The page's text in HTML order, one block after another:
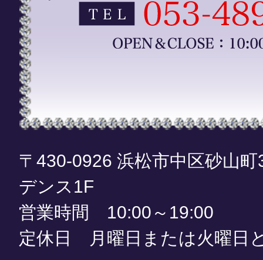
〒430-0926 浜松市中区砂山
デンス1F
営業時間 10:00～19:00
定休日 月曜日または火曜日